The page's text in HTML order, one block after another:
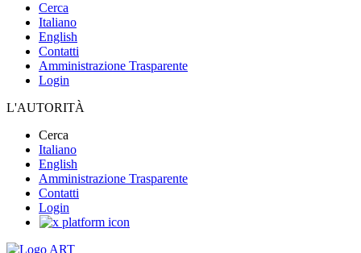
Cerca
Italiano
English
Contatti
Amministrazione Trasparente
Login
L'AUTORITÀ
Cerca
Italiano
English
Amministrazione Trasparente
Contatti
Login